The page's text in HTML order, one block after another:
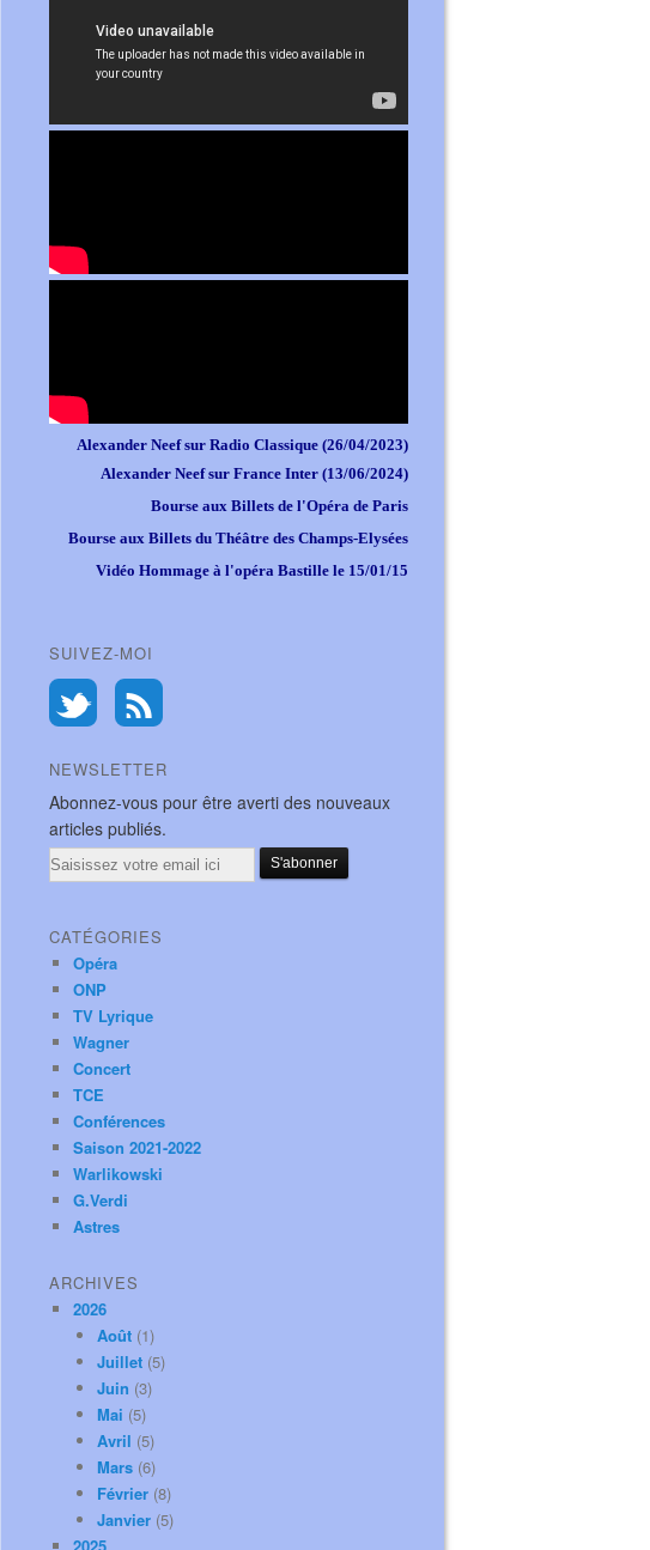
Alexander Neef sur Radio Classique (26/04/2023)
Alexander Neef sur France Inter (13/06/2024)
Bourse aux Billets de l'Opéra de Paris
Bourse aux Billets du Théâtre des Champs-Elysées
Vidéo Hommage à l'opéra Bastille le 15/01/15
SUIVEZ-MOI
NEWSLETTER
Abonnez-vous pour être averti des nouveaux
articles publiés.
Email
CATÉGORIES
Opéra
ONP
TV Lyrique
Wagner
Concert
TCE
Conférences
Saison 2021-2022
Warlikowski
G.Verdi
Astres
ARCHIVES
2026
Août (1)
Juillet (5)
Juin (3)
Mai (5)
Avril (5)
Mars (6)
Février (8)
Janvier (5)